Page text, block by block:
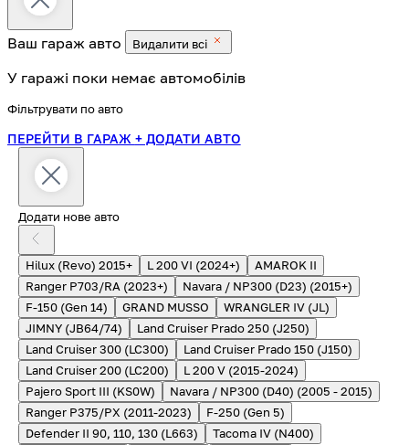
Ваш гараж авто Видалити всі
У гаражі поки немає автомобілів
Фільтрувати по авто
ПЕРЕЙТИ В ГАРАЖ + ДОДАТИ АВТО
Додати нове авто
Hilux (Revo) 2015+ L 200 VI (2024+)
AMAROK II
Ranger P703/RA (2023+)
Navara / NP300 (D23) (2015+)
F-150 (Gen 14)
GRAND MUSSO
WRANGLER IV (JL)
JIMNY (JB64/74)
Land Cruiser Prado 250 (J250)
Land Cruiser 300 (LC300)
Land Cruiser Prado 150 (J150)
Land Cruiser 200 (LC200)
L 200 V (2015-2024)
Pajero Sport III (KS0W)
Navara / NP300 (D40) (2005 - 2015)
Ranger P375/PX (2011-2023)
F-250 (Gen 5)
Defender II 90, 110, 130 (L663)
Tacoma IV (N400)